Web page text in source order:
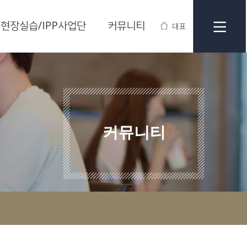
대표
현장실습/IPP사업단 커뮤니티
커뮤니티